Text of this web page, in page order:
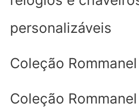
personalizáveis
Coleção
Coleção Rommanel